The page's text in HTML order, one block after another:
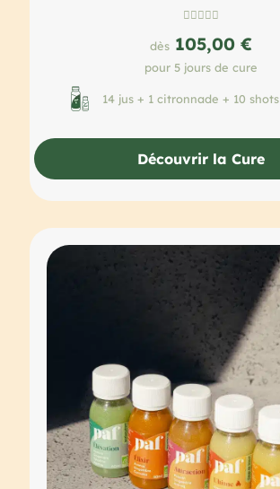

dès 105,00 €
pour 5 jours de cure
14 jus + 1 citronnade + 10 shots
Découvrir la Cure